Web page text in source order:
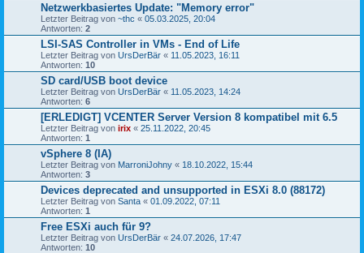
Netzwerkbasiertes Update: "Memory error"
Letzter Beitrag von ~thc « 05.03.2025, 20:04
Antworten: 2
LSI-SAS Controller in VMs - End of Life
Letzter Beitrag von UrsDerBär « 11.05.2023, 16:11
Antworten: 10
SD card/USB boot device
Letzter Beitrag von UrsDerBär « 11.05.2023, 14:24
Antworten: 6
[ERLEDIGT] VCENTER Server Version 8 kompatibel mit 6.5
Letzter Beitrag von irix « 25.11.2022, 20:45
Antworten: 1
vSphere 8 (IA)
Letzter Beitrag von MarroniJohny « 18.10.2022, 15:44
Antworten: 3
Devices deprecated and unsupported in ESXi 8.0 (88172)
Letzter Beitrag von Santa « 01.09.2022, 07:11
Antworten: 1
Free ESXi auch für 9?
Letzter Beitrag von UrsDerBär « 24.07.2026, 17:47
Antworten: 10